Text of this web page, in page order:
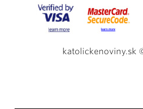
katolickenoviny.sk